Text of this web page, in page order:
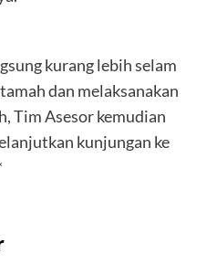
kurang lebih selam
dan melaksanakan
Tim Asesor kemudian
kunjungan ke